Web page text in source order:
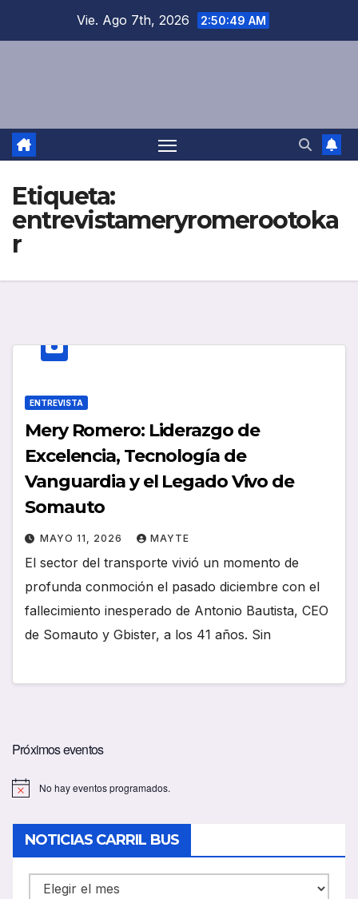
Vie. Ago 7th, 2026 2:50:49 AM
Etiqueta:
entrevistameryromerootoka
r
ENTREVISTA
Mery Romero: Liderazgo de
Excelencia, Tecnología de
Vanguardia y el Legado Vivo de
Somauto
MAYO 11, 2026 MAYTE
El sector del transporte vivió un momento de
profunda conmoción el pasado diciembre con el
fallecimiento inesperado de Antonio Bautista, CEO
de Somauto y Gbister, a los 41 años. Sin
Próximos eventos
No hay eventos programados.
NOTICIAS CARRIL BUS
NOTICIAS